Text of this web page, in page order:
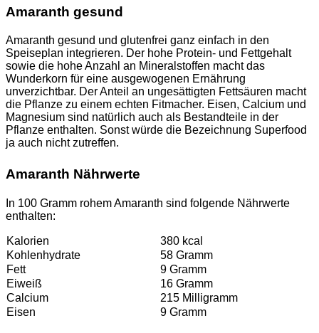
Amaranth gesund
Amaranth gesund und glutenfrei ganz einfach in den
Speiseplan integrieren. Der hohe Protein- und Fettgehalt
sowie die hohe Anzahl an Mineralstoffen macht das
Wunderkorn für eine ausgewogenen Ernährung
unverzichtbar. Der Anteil an ungesättigten Fettsäuren macht
die Pflanze zu einem echten Fitmacher. Eisen, Calcium und
Magnesium sind natürlich auch als Bestandteile in der
Pflanze enthalten. Sonst würde die Bezeichnung Superfood
ja auch nicht zutreffen.
Amaranth Nährwerte
In 100 Gramm rohem Amaranth sind folgende Nährwerte
enthalten:
Kalorien
380 kcal
Kohlenhydrate
58 Gramm
Fett
9 Gramm
Eiweiß
16 Gramm
Calcium
215 Milligramm
Eisen
9 Gramm